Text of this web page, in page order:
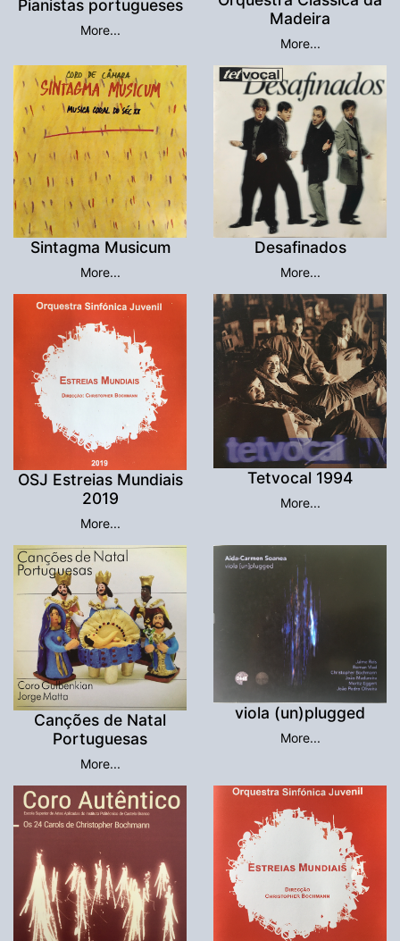
Pianistas portugueses
More...
Madeira
More...
Sintagma Musicum
More...
Desafinados
More...
OSJ Estreias Mundiais
2019
More...
Tetvocal 1994
More...
Canções de Natal
Portuguesas
More...
viola (un)plugged
More...